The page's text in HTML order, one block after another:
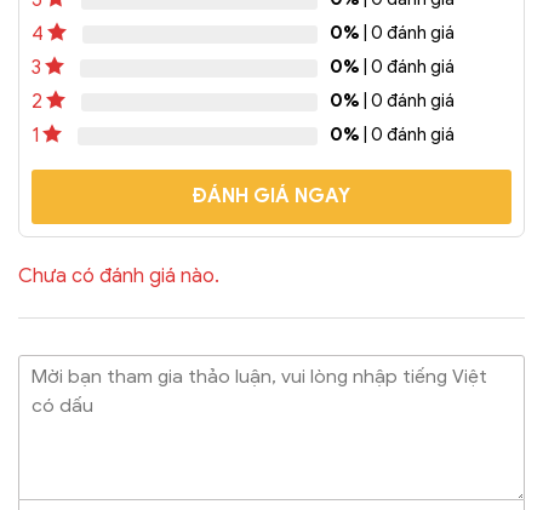
4 0% | 0 đánh giá
3 0% | 0 đánh giá
2 0% | 0 đánh giá
1 0% | 0 đánh giá
ĐÁNH GIÁ NGAY
Chưa có đánh giá nào.